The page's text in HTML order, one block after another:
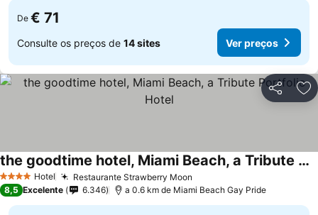
De € 71
Consulte os preços de 14 sites Ver preços
Partilhar
4 EstrelasHotel Restaurante Strawberry Moon
the goodtime hotel, Miami Beach, a Tribute Portfolio Hotel
Ver preços
8,5 Excelente 6.346 a 0.6 km de Miami Beach Gay Pride